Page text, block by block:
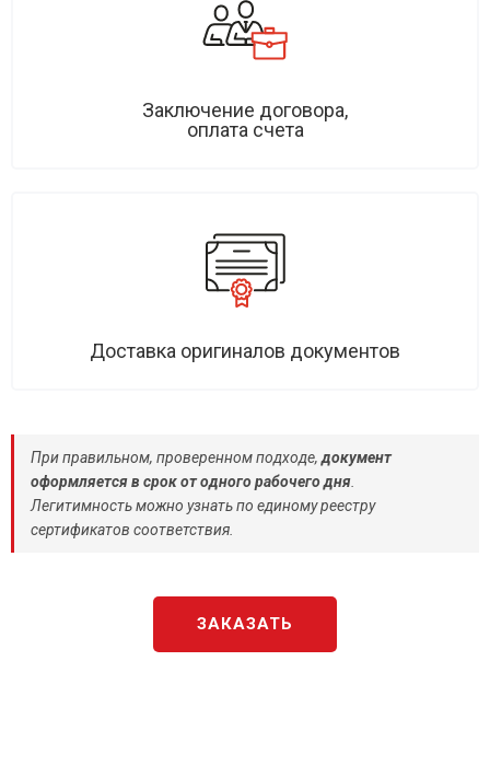
Заключение договора,
оплата счета
Доставка оригиналов документов
При правильном, проверенном подходе,документ
оформляется в срок от одного рабочего дня
Легитимность можно узнать по единому реестру
сертификатов соответствия.
ЗАКАЗАТЬ